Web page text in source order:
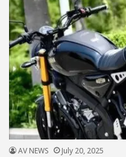
AV NEWS July 20, 2025